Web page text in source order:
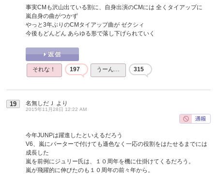
事実CMも沢山出ている割に、自身出演のCMには 全くタイアップに
嵐自身の曲がつかず
やっと3年ぶりのCMタイアップ曲が ゼクシィ
今後もどんどん あらゆる形で落し下げられていく
それな！ 197 うーん… 315
19 名無しだＪ より
2015年11月28日 12:22 AM
今年JUNPは躍進したといえるだろう
V6、嵐にバーターで付けても遜色なく一応の役割をはたせるまでには
成長した
嵐を前例にジュリー氏は、１０周年を機に仕掛けてくるだろう。
嵐が飛躍的に伸びたのも１０周年の前々年から。